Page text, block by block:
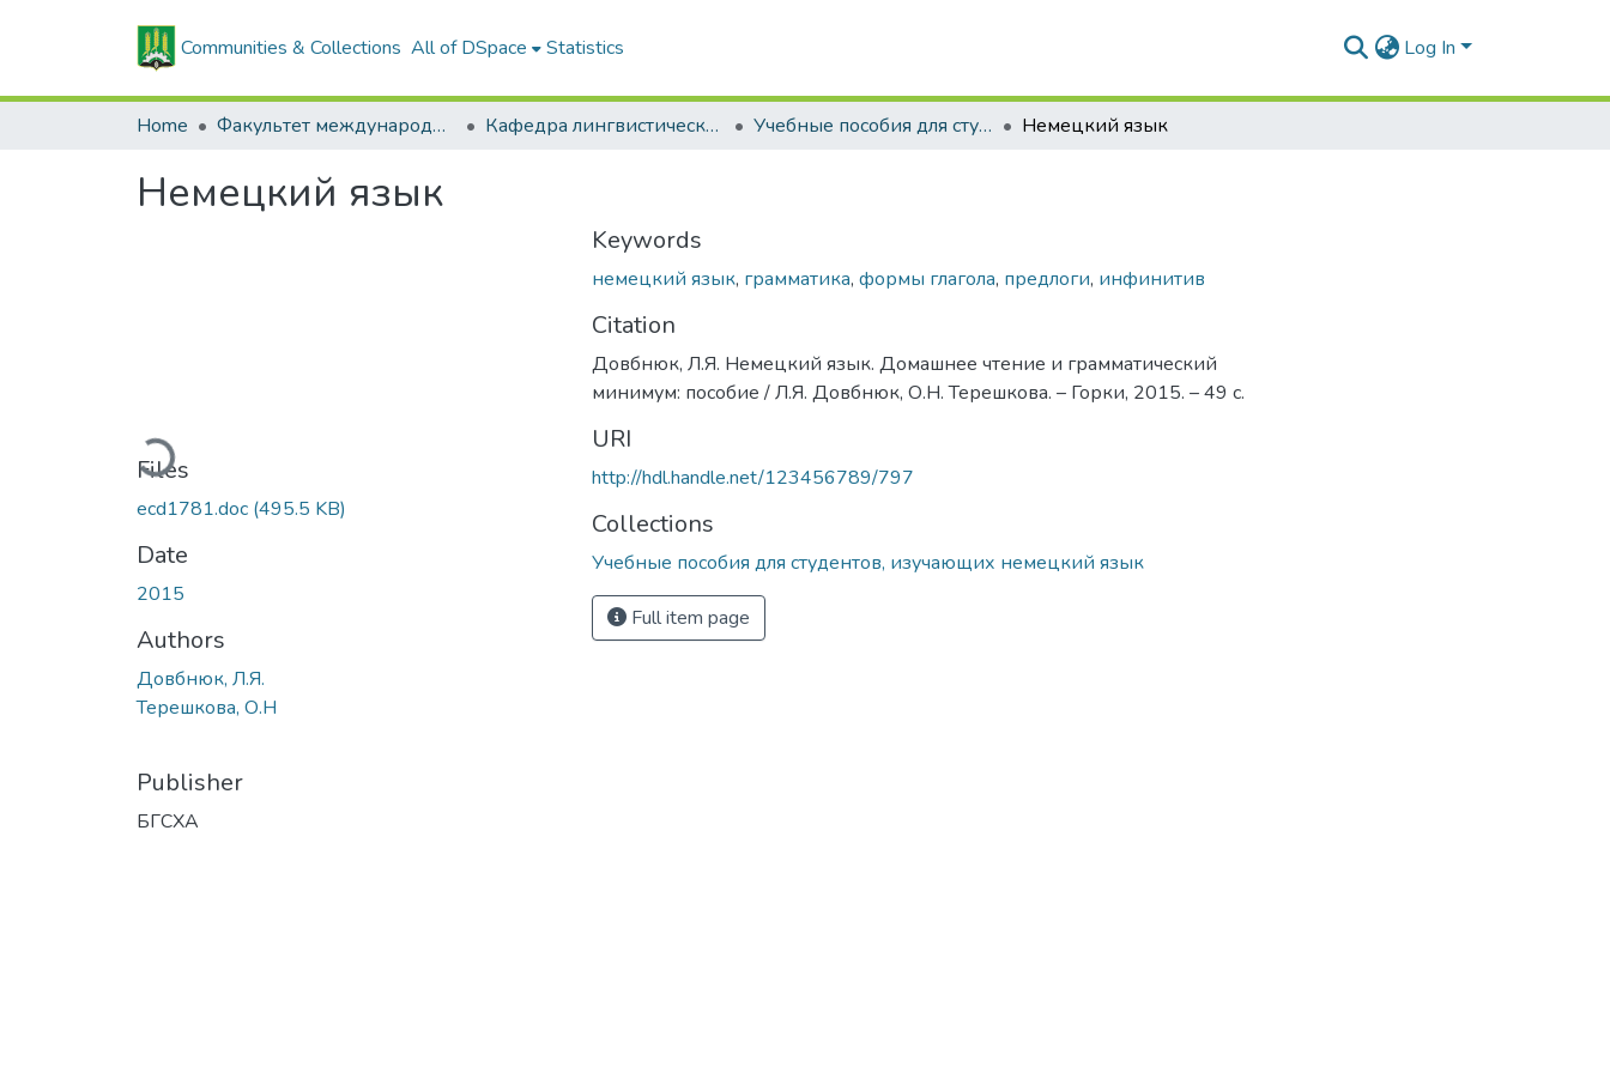
Communities & Collections All of DSpace Statistics Log In
Home Факультет международных связей и довузовской подготовки Кафедра лингвистических дисциплин Учебные пособия для студентов, изучающих немецкий язык Немецкий язык
Немецкий язык
Loading...
Files
ecd1781.doc (495.5 KB)
Date
2015
Authors
Довбнюк, Л.Я.
Терешкова, О.Н
Publisher
БГСХА
Keywords
немецкий язык, грамматика, формы глагола, предлоги, инфинитив
Citation
Довбнюк, Л.Я. Немецкий язык. Домашнее чтение и грамматический
минимум: пособие / Л.Я. Довбнюк, О.Н. Терешкова. – Горки, 2015. – 49 с.
URI
http://hdl.handle.net/123456789/797
Collections
Учебные пособия для студентов, изучающих немецкий язык
Full item page